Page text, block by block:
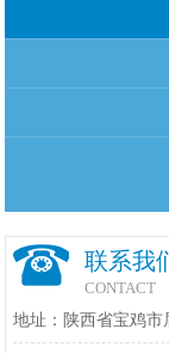
联系我
CONTACT
地址：陕西省宝鸡市